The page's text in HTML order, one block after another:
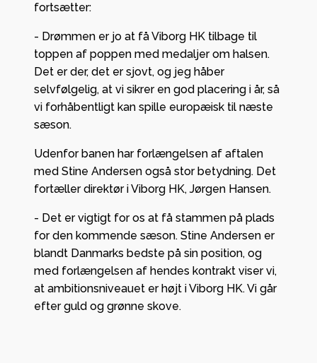
fortsætter:
- Drømmen er jo at få Viborg HK tilbage til
toppen af poppen med medaljer om halsen.
Det er der, det er sjovt, og jeg håber
selvfølgelig, at vi sikrer en god placering i år, så
vi forhåbentligt kan spille europæisk til næste
sæson.
Udenfor banen har forlængelsen af aftalen
med Stine Andersen også stor betydning. Det
fortæller direktør i Viborg HK, Jørgen Hansen.
- Det er vigtigt for os at få stammen på plads
for den kommende sæson. Stine Andersen er
blandt Danmarks bedste på sin position, og
med forlængelsen af hendes kontrakt viser vi,
at ambitionsniveauet er højt i Viborg HK. Vi går
efter guld og grønne skove.